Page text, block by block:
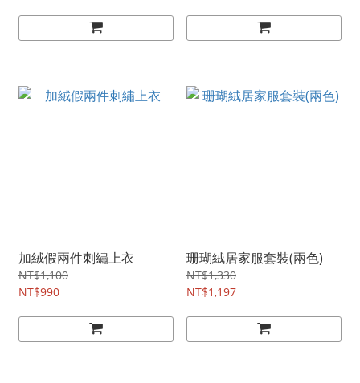
加絨假兩件刺繡上衣
NT$1,100
NT$990
珊瑚絨居家服套裝(兩色)
NT$1,330
NT$1,197